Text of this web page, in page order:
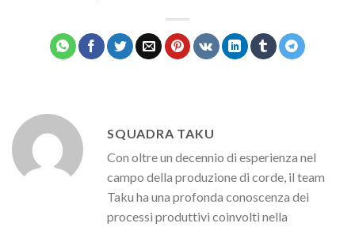
SQUADRA TAKU
Con oltre un decennio di esperienza nel
campo della produzione di corde, il team
Taku ha una profonda conoscenza dei
processi produttivi coinvolti nella